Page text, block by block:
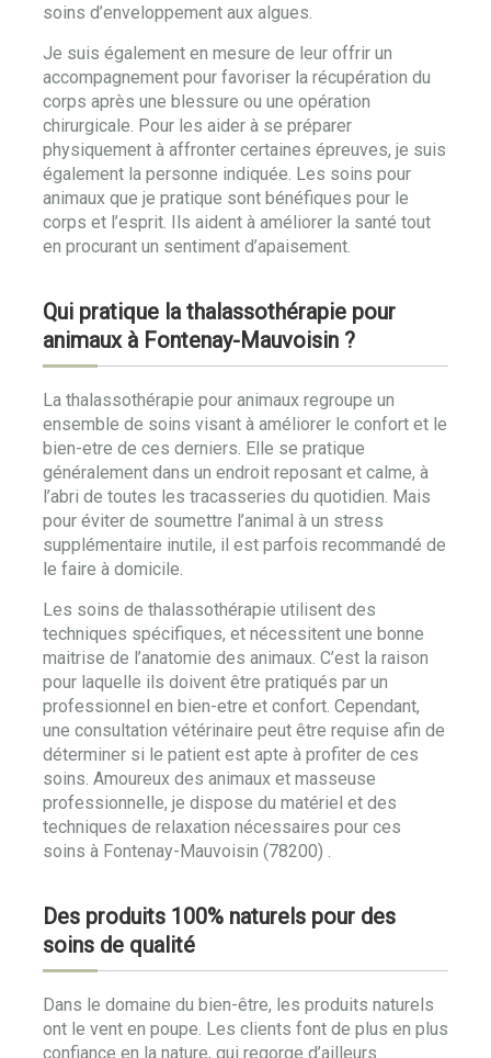
soins d’enveloppement aux algues.
Je suis également en mesure de leur offrir un
accompagnement pour favoriser la récupération du
corps après une blessure ou une opération
chirurgicale. Pour les aider à se préparer
physiquement à affronter certaines épreuves, je suis
également la personne indiquée. Les soins pour
animaux que je pratique sont bénéfiques pour le
corps et l’esprit. Ils aident à améliorer la santé tout
en procurant un sentiment d’apaisement.
Qui pratique la thalassothérapie pour
animaux à Fontenay-Mauvoisin ?
La thalassothérapie pour animaux regroupe un
ensemble de soins visant à améliorer le confort et le
bien-etre de ces derniers. Elle se pratique
généralement dans un endroit reposant et calme, à
l’abri de toutes les tracasseries du quotidien. Mais
pour éviter de soumettre l’animal à un stress
supplémentaire inutile, il est parfois recommandé de
le faire à domicile.
Les soins de thalassothérapie utilisent des
techniques spécifiques, et nécessitent une bonne
maitrise de l’anatomie des animaux. C’est la raison
pour laquelle ils doivent être pratiqués par un
professionnel en bien-etre et confort. Cependant,
une consultation vétérinaire peut être requise afin de
déterminer si le patient est apte à profiter de ces
soins. Amoureux des animaux et masseuse
professionnelle, je dispose du matériel et des
techniques de relaxation nécessaires pour ces
soins à Fontenay-Mauvoisin (78200) .
Des produits 100% naturels pour des
soins de qualité
Dans le domaine du bien-être, les produits naturels
ont le vent en poupe. Les clients font de plus en plus
confiance en la nature, qui regorge d’ailleurs